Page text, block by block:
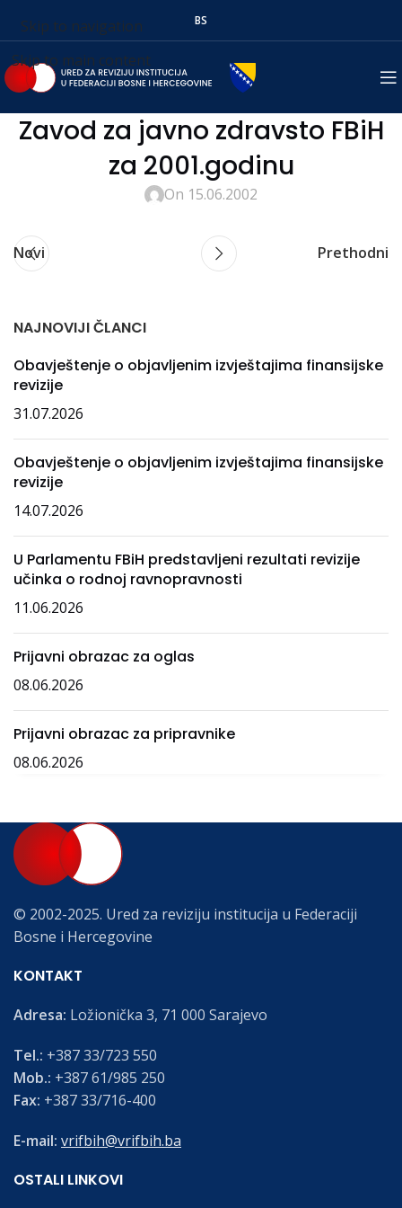
Skip to navigation
Skip to main content
BS
Zavod za javno zdravsto FBiH
za 2001.godinu
On 15.06.2002
Novi Prethodni
NAJNOVIJI ČLANCI
Obavještenje o objavljenim izvještajima finansijske
revizije
31.07.2026
Obavještenje o objavljenim izvještajima finansijske
revizije
14.07.2026
U Parlamentu FBiH predstavljeni rezultati revizije
učinka o rodnoj ravnopravnosti
11.06.2026
Prijavni obrazac za oglas
08.06.2026
Prijavni obrazac za pripravnike
08.06.2026
© 2002-2025. Ured za reviziju institucija u Federaciji
Bosne i Hercegovine
KONTAKT
Adresa: Ložionička 3, 71 000 Sarajevo
Tel.: +387 33/723 550
Mob.: +387 61/985 250
Fax: +387 33/716-400
E-mail: vrifbih@vrifbih.ba
OSTALI LINKOVI